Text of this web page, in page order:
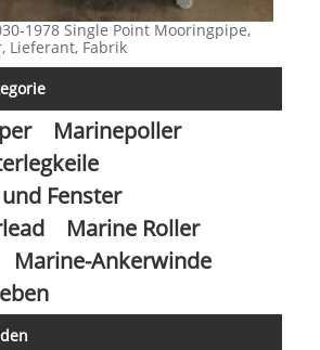
1978 Single Point Mooringpipe,
Lieferant, Fabrik
Marinepoller
Fenster
Marine Roller
Marine-Ankerwinde